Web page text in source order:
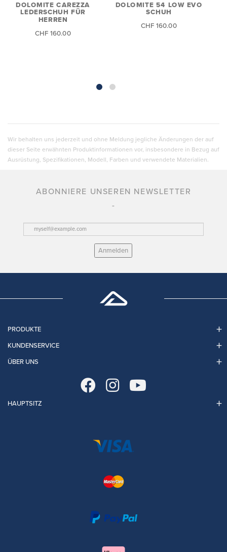
DOLOMITE CAREZZA
LEDERSCHUH FÜR
HERREN
CHF 160.00
DOLOMITE 54 LOW EVO
SCHUH
CHF 160.00
Wir behalten uns jederzeit und ohne Meldung jegliche Änderungen der auf
dieser Seite erwähnten Produktinformationen vor, insbesondere in Bezug auf
Ausrüstung, Spezifikationen, Modell, Farben und verwendete Materialien.
ABONNIERE UNSEREN NEWSLETTER
Anmelden
PRODUKTE
KUNDENSERVICE
ÜBER UNS
HAUPTSITZ